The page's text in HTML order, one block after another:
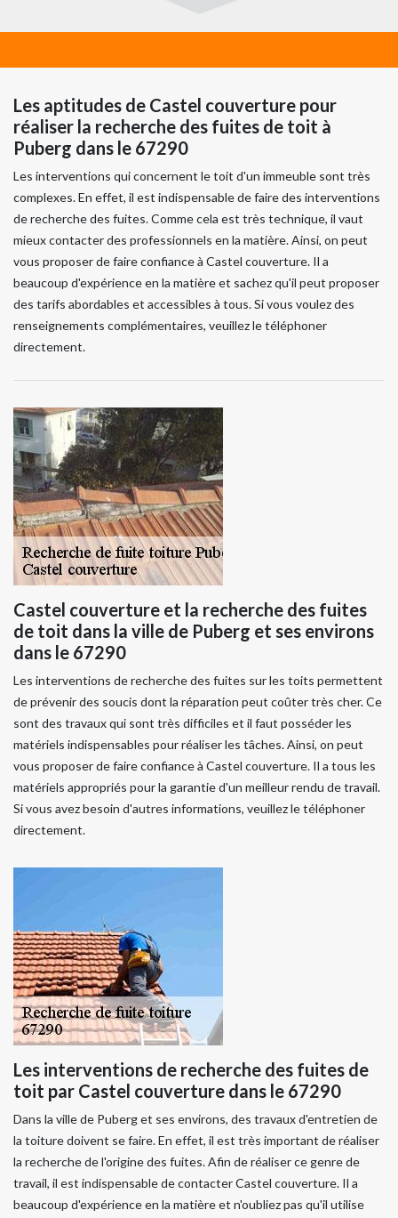
Les aptitudes de Castel couverture pour
réaliser la recherche des fuites de toit à
Puberg dans le 67290
Les interventions qui concernent le toit d'un immeuble sont très
complexes. En effet, il est indispensable de faire des interventions
de recherche des fuites. Comme cela est très technique, il vaut
mieux contacter des professionnels en la matière. Ainsi, on peut
vous proposer de faire confiance à Castel couverture. Il a
beaucoup d'expérience en la matière et sachez qu'il peut proposer
des tarifs abordables et accessibles à tous. Si vous voulez des
renseignements complémentaires, veuillez le téléphoner
directement.
Castel couverture et la recherche des fuites
de toit dans la ville de Puberg et ses environs
dans le 67290
Les interventions de recherche des fuites sur les toits permettent
de prévenir des soucis dont la réparation peut coûter très cher. Ce
sont des travaux qui sont très difficiles et il faut posséder les
matériels indispensables pour réaliser les tâches. Ainsi, on peut
vous proposer de faire confiance à Castel couverture. Il a tous les
matériels appropriés pour la garantie d'un meilleur rendu de travail.
Si vous avez besoin d'autres informations, veuillez le téléphoner
directement.
Les interventions de recherche des fuites de
toit par Castel couverture dans le 67290
Dans la ville de Puberg et ses environs, des travaux d'entretien de
la toiture doivent se faire. En effet, il est très important de réaliser
la recherche de l'origine des fuites. Afin de réaliser ce genre de
travail, il est indispensable de contacter Castel couverture. Il a
beaucoup d'expérience en la matière et n'oubliez pas qu'il utilise